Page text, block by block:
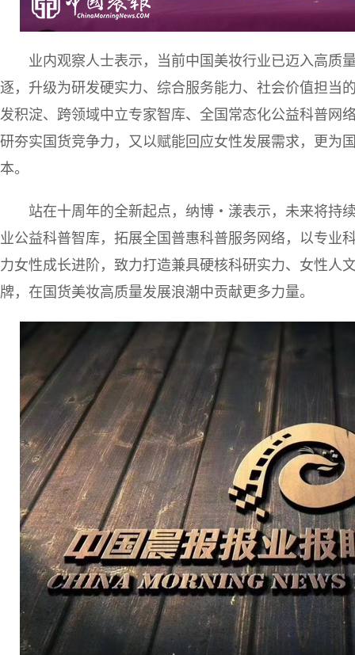
业内观察人士表示，当前中国美妆行业已迈入高质
逐，升级为研发硬实力、综合服务能力、社会价值担当
发积淀、跨领域中立专家智库、全国常态化公益科普网
研夯实国货竞争力，又以赋能回应女性发展需求，更为
本。
站在十周年的全新起点，纳博・漾表示，未来将持
业公益科普智库，拓展全国普惠科普服务网络，以专业
力女性成长进阶，致力打造兼具硬核科研实力、女性人
牌，在国货美妆高质量发展浪潮中贡献更多力量。